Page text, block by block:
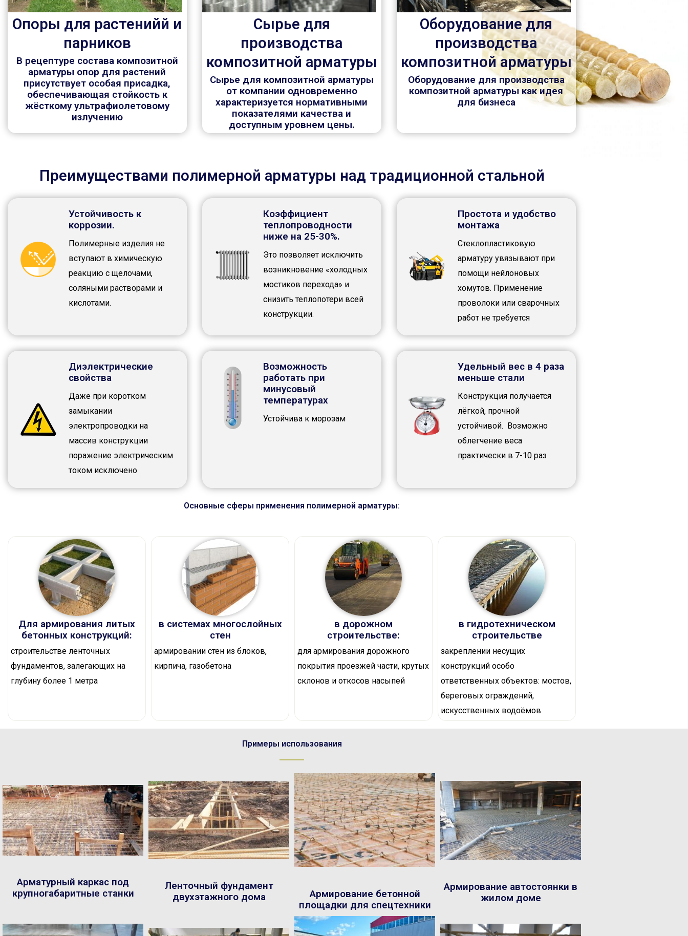
Опоры для растенийй и
парников
В рецептуре состава композитной
арматуры опор для растений
присутствует особая присадка,
обеспечивающая стойкость к
жёсткому ультрафиолетовому
излучению
Сырье для
производства
композитной арматуры
Сырье для композитной арматуры
от компании одновременно
характеризуется нормативными
показателями качества и
доступным уровнем цены.
Оборудование для
производства
композитной арматуры
Оборудование для производства
композитной арматуры как идея
для бизнеса
Преимуществами полимерной арматуры над традиционной стальной
Устойчивость к
коррозии.
Полимерные изделия не
вступают в химическую
реакцию с щелочами,
соляными растворами и
кислотами.
Коэффициент
теплопроводности
ниже на 25-30%.
Это позволяет исключить
возникновение «холодных
мостиков перехода» и
снизить теплопотери всей
конструкции.
Простота и удобство
монтажа
Стеклопластиковую
арматуру увязывают при
помощи нейлоновых
хомутов. Применение
проволоки или сварочных
работ не требуется
Диэлектрические
свойства
Даже при коротком
замыкании
электропроводки на
массив конструкции
поражение электрическим
током исключено
Возможность
работать при
минусовый
температурах
Устойчива к морозам
Удельный вес в 4 раза
меньше стали
Конструкция получается
лёгкой, прочной
устойчивой. Возможно
облегчение веса
практически в 7-10 раз
Основные сферы применения полимерной арматуры:
Для армирования литых
бетонных конструкций:
строительстве ленточных
фундаментов, залегающих на
глубину более 1 метра
в системах многослойных
стен
армировании стен из блоков,
кирпича, газобетона
в дорожном
строительстве:
для армирования дорожного
покрытия проезжей части, крутых
склонов и откосов насыпей
в гидротехническом
строительстве
закреплении несущих
конструкций особо
ответственных объектов: мостов,
береговых ограждений,
искусственных водоёмов
Примеры использования
Арматурный каркас под
крупногабаритные станки
Ленточный фундамент
двухэтажного дома
Армирование бетонной
площадки для спецтехники
Армирование автостоянки в
жилом доме